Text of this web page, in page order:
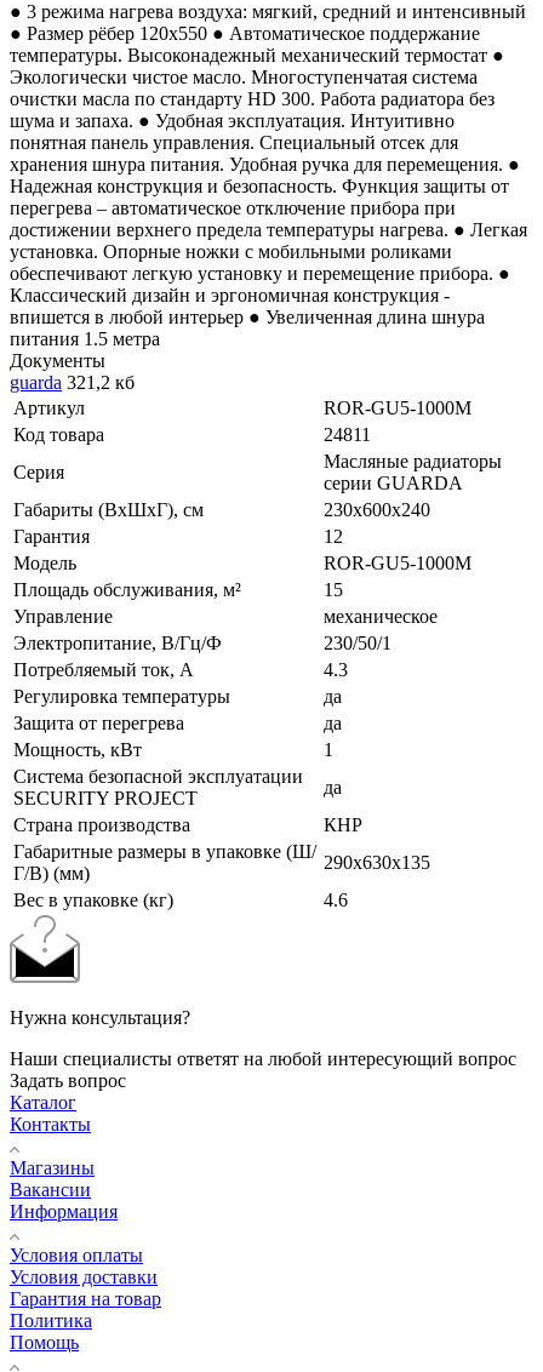
● 3 режима нагрева воздуха: мягкий, средний и интенсивный
● Размер рёбер 120x550 ● Автоматическое поддержание
температуры. Высоконадежный механический термостат ●
Экологически чистое масло. Многоступенчатая система
очистки масла по стандарту HD 300. Работа радиатора без
шума и запаха. ● Удобная эксплуатация. Интуитивно
понятная панель управления. Специальный отсек для
хранения шнура питания. Удобная ручка для перемещения. ●
Надежная конструкция и безопасность. Функция защиты от
перегрева – автоматическое отключение прибора при
достижении верхнего предела температуры нагрева. ● Легкая
установка. Опорные ножки с мобильными роликами
обеспечивают легкую установку и перемещение прибора. ●
Классический дизайн и эргономичная конструкция -
впишется в любой интерьер ● Увеличенная длина шнура
питания 1.5 метра
Документы
guarda 321,2 кб
Артикул
ROR-GU5-1000M
Код товара
24811
Серия
Масляные радиаторы
серии GUARDA
Габариты (ВхШхГ), см
230x600x240
Гарантия
12
Модель
ROR-GU5-1000M
Площадь обслуживания, м²
15
Управление
механическое
Электропитание, В/Гц/Ф
230/50/1
Потребляемый ток, А
4.3
Регулировка температуры
да
Защита от перегрева
да
Мощность, кВт
1
Система безопасной эксплуатации
SECURITY PROJECT
да
Страна производства
КНР
Габаритные размеры в упаковке (Ш/
Г/В) (мм)
290x630x135
Вес в упаковке (кг)
4.6
Нужна консультация?
Наши специалисты ответят на любой интересующий вопрос
Задать вопрос
Каталог
Контакты
Магазины
Вакансии
Информация
Условия оплаты
Условия доставки
Гарантия на товар
Политика
Помощь